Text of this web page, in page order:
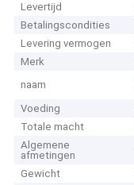
Levertijd
Betalingscondities
Levering vermogen
Merk
naam
Voeding
Totale macht
Algemene
afmetingen
Gewicht